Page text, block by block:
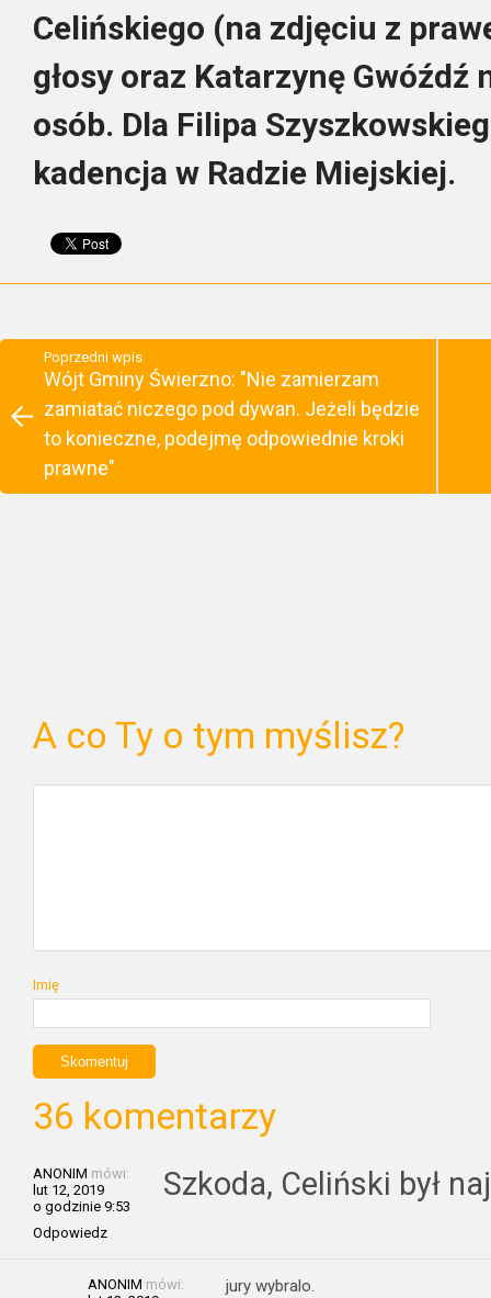
Celińskiego (na zdjęciu z
głosy oraz Katarzynę Gwóźdź
osób. Dla Filipa
kadencja w Radzie Miejskiej.
Poprzedni wpis
Wójt Gminy Świerzno: "Nie zamierzam
zamiatać niczego pod dywan. Jeżeli będzie
to konieczne, podejmę odpowiednie kroki
prawne"
A co Ty o tym myślisz?
Imię
36 komentarzy
ANONIM mówi:
lut 12, 2019
o godzinie 9:53
Odpowiedz
Szkoda, Celiński był
ANONIM mówi:
jury wybralo.